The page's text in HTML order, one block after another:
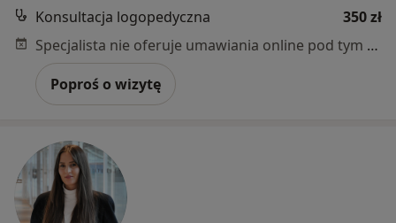
Konsultacja logopedyczna
350 zł
Specjalista nie oferuje umawiania online pod tym adresem.
Poproś o wizytę